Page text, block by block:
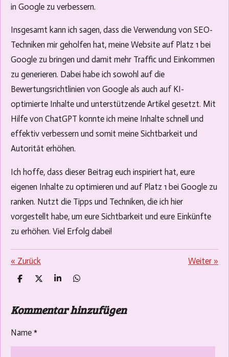
in Google zu verbessern.
Insgesamt kann ich sagen, dass die Verwendung von SEO-
Techniken mir geholfen hat, meine Website auf Platz 1 bei
Google zu bringen und damit mehr Traffic und Einkommen
zu generieren. Dabei habe ich sowohl auf die
Bewertungsrichtlinien von Google als auch auf KI-
optimierte Inhalte und unterstützende Artikel gesetzt. Mit
Hilfe von ChatGPT konnte ich meine Inhalte schnell und
effektiv verbessern und somit meine Sichtbarkeit und
Autorität erhöhen.
Ich hoffe, dass dieser Beitrag euch inspiriert hat, eure
eigenen Inhalte zu optimieren und auf Platz 1 bei Google zu
ranken. Nutzt die Tipps und Techniken, die ich hier
vorgestellt habe, um eure Sichtbarkeit und eure Einkünfte
zu erhöhen. Viel Erfolg dabei!
« Zurück Weiter »
T
l
e
T
l
e
T
l
e
T
l
e
Kommentar hinzufügen
Name *